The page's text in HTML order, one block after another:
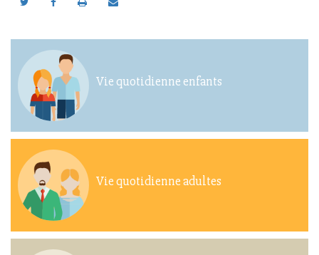
Vie quotidienne enfants
Vie quotidienne adultes